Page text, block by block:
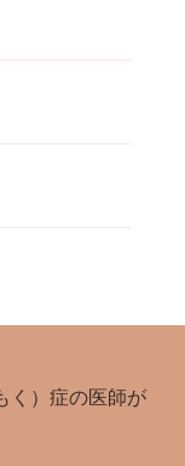
く）症の医師が